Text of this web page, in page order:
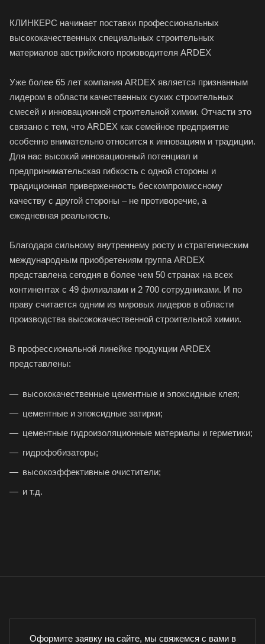
КЛИНКЕРС начинает поставки профессиональных
высококачественных специальных строительных
материалов австрийского производителя ARDEX
Уже более 65 лет компания ARDEX является признанным
лидером в области качественных сухих строительных
смесей и инновационной строительной химии. Отчасти это
связано с тем, что ARDEX как семейное предприятие
особенно внимательно относится к инновациям и традиции.
Для нас высокий инновационный потенциал и
предпринимательская гибкость с одной стороны и
традиционная приверженность бескомпромиссному
качеству с другой стороны – не противоречие, а
ежедневная реальность.
Благодаря сильному внутреннему росту и стратегическим
международным приобретениям группа ARDEX
представлена сегодня в более чем 50 странах на всех
континентах с 49 филиалами и 2 700 сотрудниками. И по
праву считается одним из мировых лидеров в области
производства высококачественной строительной химии.
В профессиональной линейке продукции ARDEX
представлены:
высококачественные цементные и эпоксидные клея;
цементные и эпоксидные затирки;
цементные гидроизоляционные материалы и герметики;
гидрофобизаторы;
высокоэффективные очистители;
и т.д.
Оформите заявку на сайте, мы свяжемся с вами в